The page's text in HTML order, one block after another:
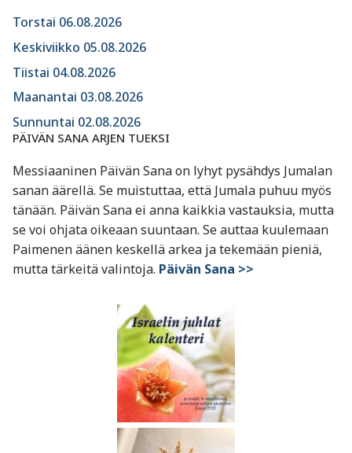
Torstai 06.08.2026
Keskiviikko 05.08.2026
Tiistai 04.08.2026
Maanantai 03.08.2026
Sunnuntai 02.08.2026
PÄIVÄN SANA ARJEN TUEKSI
Messiaaninen Päivän Sana on lyhyt pysähdys Jumalan
sanan äärellä. Se muistuttaa, että Jumala puhuu myös
tänään. Päivän Sana ei anna kaikkia vastauksia, mutta
se voi ohjata oikeaan suuntaan. Se auttaa kuulemaan
Paimenen äänen keskellä arkea ja tekemään pieniä,
mutta tärkeitä valintoja. Päivän Sana >>